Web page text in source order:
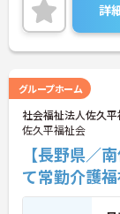
ご興味ある方に
お話しいたしま
詳
グループホーム
社会福祉法人佐久
佐久平福祉会
【長野県／
て常勤介護